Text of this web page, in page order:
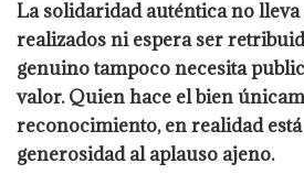
La solidaridad auténtica no
realizados ni espera ser
genuino tampoco necesita
valor. Quien hace el bien
reconocimiento, en realidad
generosidad al aplauso ajeno.